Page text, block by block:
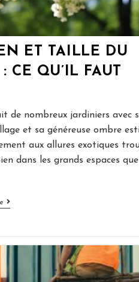
ET TAILLE DU
CE QU’IL FAUT
de nombreux jardiniers avec
et sa généreuse ombre
aux allures exotiques
dans les grands espaces que
Entretien
Faut